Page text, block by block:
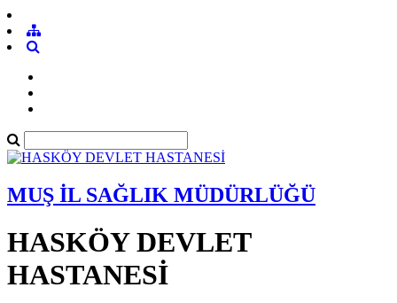
MUŞ İL SAĞLIK MÜDÜRLÜĞÜ
HASKÖY DEVLET
HASTANESİ